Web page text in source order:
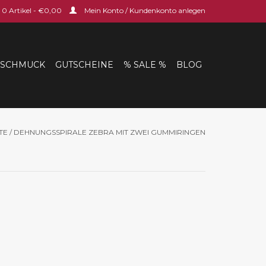
0 Artikel - €0,00 Mein Konto / Kundenkonto anlegen
GUTSCHEINE % SALE % BLOG
/ DEHNUNGSSPIRALE ZEBRA MIT ZWEI GUMMIRINGEN